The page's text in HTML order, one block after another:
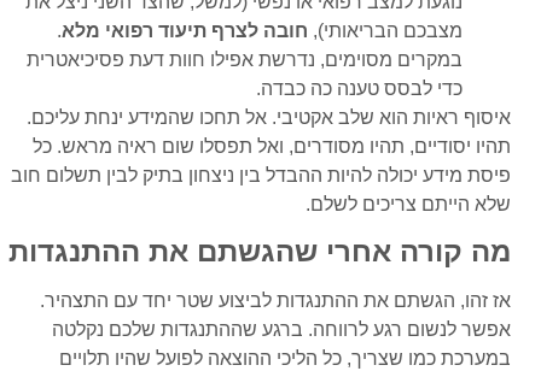
מצבכם הבריאותי), חובה לצרף תיעוד רפואי מלא.
במקרים מסוימים, נדרשת אפילו חוות דעת פסיכיאטרית
כדי לבסס טענה כה כבדה.
איסוף ראיות הוא שלב אקטיבי. אל תחכו שהמידע ינחת עליכם.
תהיו יסודיים, תהיו מסודרים, ואל תפסלו שום ראיה מראש. כל
פיסת מידע יכולה להיות ההבדל בין ניצחון בתיק לבין תשלום חוב
שלא הייתם צריכים לשלם.
מה קורה אחרי שהגשתם את ההתנגדות
אז זהו, הגשתם את ההתנגדות לביצוע שטר יחד עם התצהיר.
אפשר לנשום רגע לרווחה. ברגע שההתנגדות שלכם נקלטה
במערכת כמו שצריך, כל הליכי ההוצאה לפועל שהיו תלויים